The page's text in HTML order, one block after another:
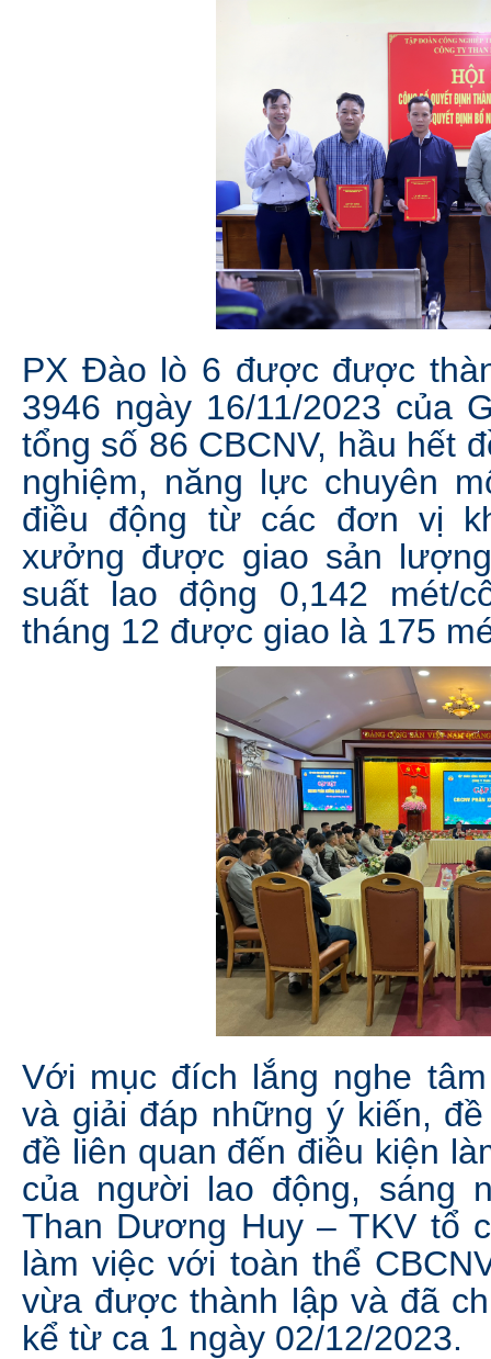
PX Đào lò 6 được được
3946 ngày 16/11/2023 của
tổng số 86 CBCNV, hầu hết
nghiệm, năng lực chuyên
điều động từ các đơn vị
xưởng được giao sản
suất lao động 0,142 mét/
tháng 12 được giao là 175
Với mục đích lắng nghe
và giải đáp những ý kiến,
đề liên quan đến điều kiện
của người lao động, sáng
Than Dương Huy – TKV tổ
làm việc với toàn thể
vừa được thành lập và đã
kể từ ca 1 ngày 02/12/2023.